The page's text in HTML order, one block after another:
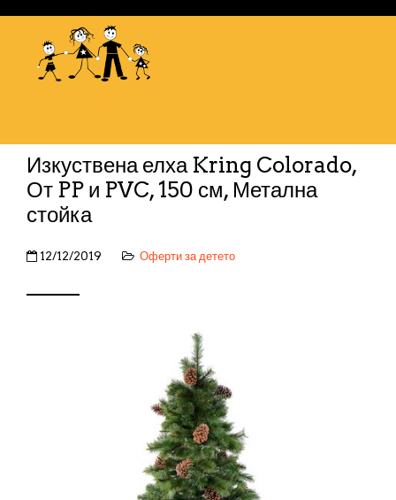
Изкуствена елха Kring Colorado,
От PP и PVC, 150 см, Метална
стойка
12/12/2019 Оферти за детето